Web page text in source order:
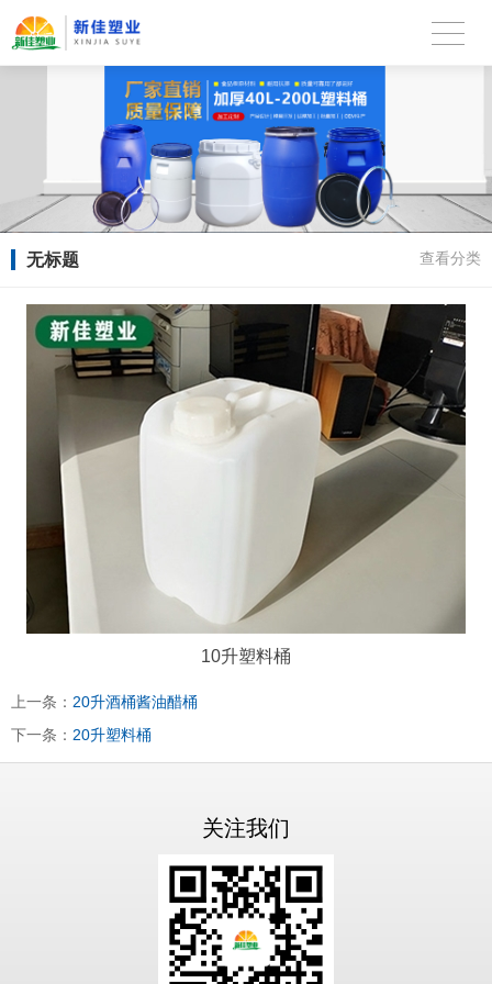
无标题 查看分类
10升塑料桶
上一条： 20升酒桶酱油醋桶
下一条： 20升塑料桶
关注我们